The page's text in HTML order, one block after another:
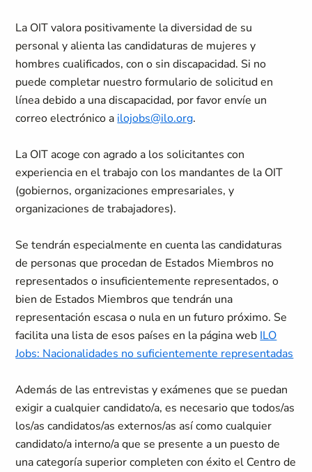
La OIT valora positivamente la diversidad de su
personal y alienta las candidaturas de mujeres y
hombres cualificados, con o sin discapacidad. Si no
puede completar nuestro formulario de solicitud en
línea debido a una discapacidad, por favor envíe un
correo electrónico a ilojobs@ilo.org.
La OIT acoge con agrado a los solicitantes con
experiencia en el trabajo con los mandantes de la OIT
(gobiernos, organizaciones empresariales, y
organizaciones de trabajadores).
Se tendrán especialmente en cuenta las candidaturas
de personas que procedan de Estados Miembros no
representados o insuficientemente representados, o
bien de Estados Miembros que tendrán una
representación escasa o nula en un futuro próximo. Se
facilita una lista de esos países en la página web ILO
Jobs: Nacionalidades no suficientemente representadas
Además de las entrevistas y exámenes que se puedan
exigir a cualquier candidato/a, es necesario que todos/as
los/as candidatos/as externos/as así como cualquier
candidato/a interno/a que se presente a un puesto de
una categoría superior completen con éxito el Centro de